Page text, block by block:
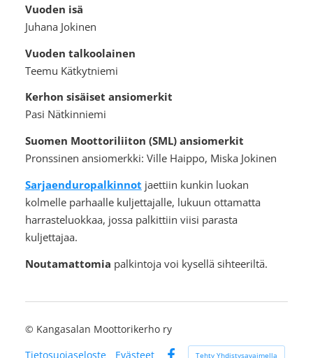
Vuoden isä
Juhana Jokinen
Vuoden talkoolainen
Teemu Kätkytniemi
Kerhon sisäiset ansiomerkit
Pasi Nätkinniemi
Suomen Moottoriliiton (SML) ansiomerkit
Pronssinen ansiomerkki: Ville Haippo, Miska Jokinen
Sarjaenduropalkinnot jaettiin kunkin luokan
kolmelle parhaalle kuljettajalle, lukuun ottamatta
harrasteluokkaa, jossa palkittiin viisi parasta
kuljettajaa.
Noutamattomia palkintoja voi kysellä sihteeriltä.
© Kangasalan Moottorikerho ry
Tietosuojaseloste
Evästeet Tehty Yhdistysavaimella